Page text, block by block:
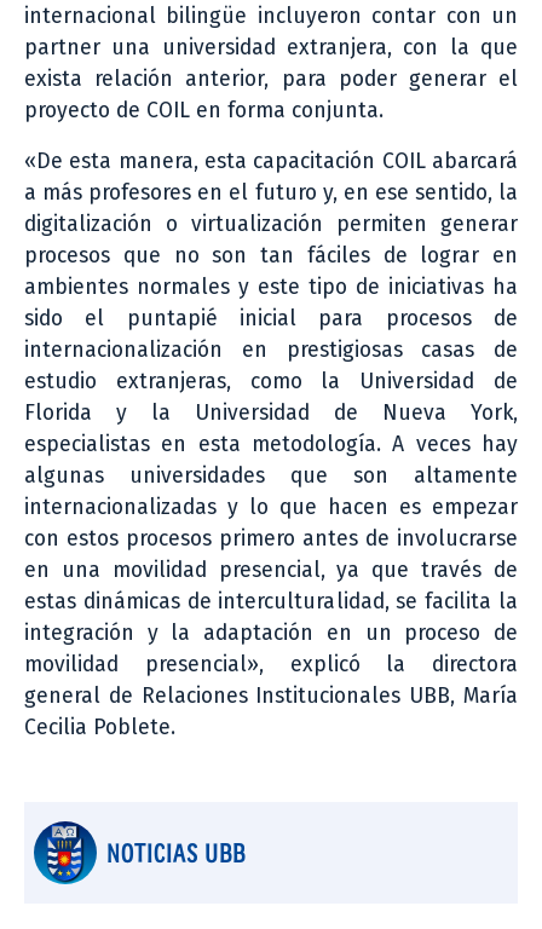
internacional bilingüe incluyeron contar con un
partner una universidad extranjera, con la que
exista relación anterior, para poder generar el
proyecto de COIL en forma conjunta.
«De esta manera, esta capacitación COIL abarcará
a más profesores en el futuro y, en ese sentido, la
digitalización o virtualización permiten generar
procesos que no son tan fáciles de lograr en
ambientes normales y este tipo de iniciativas ha
sido el puntapié inicial para procesos de
internacionalización en prestigiosas casas de
estudio extranjeras, como la Universidad de
Florida y la Universidad de Nueva York,
especialistas en esta metodología. A veces hay
algunas universidades que son altamente
internacionalizadas y lo que hacen es empezar
con estos procesos primero antes de involucrarse
en una movilidad presencial, ya que través de
estas dinámicas de interculturalidad, se facilita la
integración y la adaptación en un proceso de
movilidad presencial», explicó la directora
general de Relaciones Institucionales UBB, María
Cecilia Poblete.
NOTICIAS UBB